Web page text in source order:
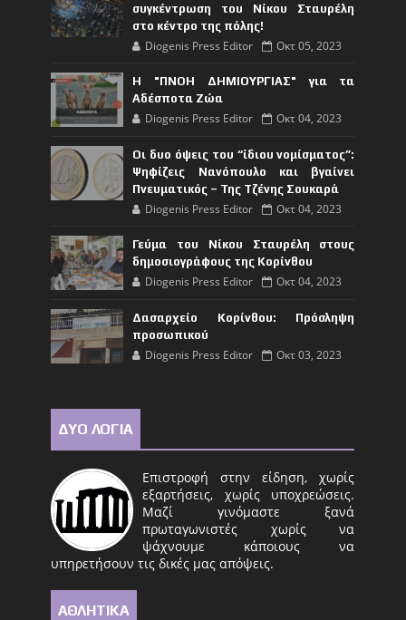
συγκέντρωση του Νίκου Σταυρέλη
στο κέντρο της πόλης!
Diogenis Press Editor Οκτ 05, 2023
Η "ΠΝΟΗ ΔΗΜΙΟΥΡΓΙΑΣ" για τα
Αδέσποτα Ζώα
Diogenis Press Editor Οκτ 04, 2023
Οι δυο όψεις του “ίδιου νομίσματος”:
Ψηφίζεις Νανόπουλο και βγαίνει
Πνευματικός – Της Τζένης Σουκαρά
Diogenis Press Editor Οκτ 04, 2023
Γεύμα του Νίκου Σταυρέλη στους
δημοσιογράφους της Κορίνθου
Diogenis Press Editor Οκτ 04, 2023
Δασαρχείο Κορίνθου: Πρόσληψη
προσωπικού
Diogenis Press Editor Οκτ 03, 2023
ΔΥΟ ΛΟΓΙΑ
Επιστροφή στην είδηση, χωρίς
εξαρτήσεις, χωρίς υποχρεώσεις.
Μαζί γινόμαστε ξανά
πρωταγωνιστές χωρίς να
ψάχνουμε κάποιους να
υπηρετήσουν τις δικές μας απόψεις.
ΑΘΛΗΤΙΚΑ